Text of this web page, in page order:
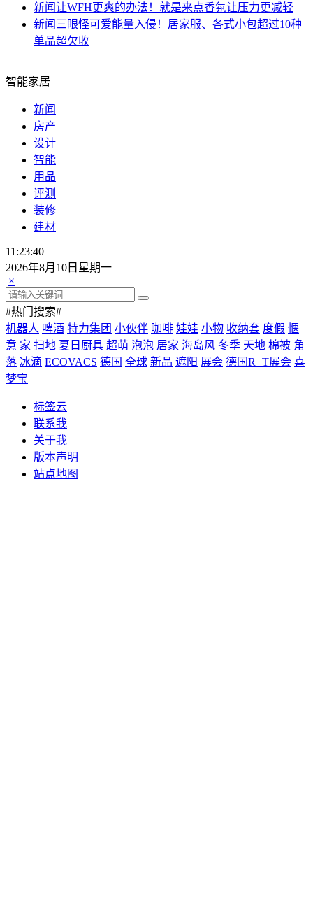
新闻让WFH更爽的办法！就是来点香氛让压力更减轻
新闻 三眼怪可爱能量入侵！居家服、各式小包超过10种
单品超欠收
智能家居
新闻
房产
设计
智能
用品
评测
装修
建材
11:23:41
2026年8月10日星期一
×
#热门搜索#
机器人 啤酒 特力集团 小伙伴 咖啡 娃娃 小物 收纳套 度假 惬
意 家 扫地 夏日厨具 超萌 泡泡 居家 海岛风 冬季 天地 棉被 角
落 冰滴 ECOVACS 德国 全球 新品 遮阳 展会 德国R+T展会 喜
梦宝
标签云
联系我
关于我
版本声明
站点地图